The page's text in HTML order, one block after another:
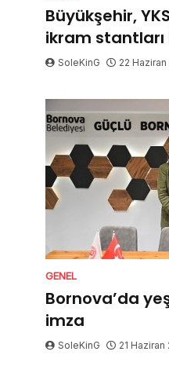
Büyükşehir,
ikram stantları
SoleKinG 22
GENEL
Bornova’da
imza
SoleKinG 21 Haziran